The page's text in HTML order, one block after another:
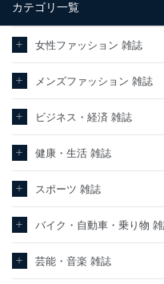
カテゴリ一覧
女性ファッション 雑誌
メンズファッション 雑誌
ビジネス・経済 雑誌
健康・生活 雑誌
スポーツ 雑誌
バイク・自動車・乗り物
芸能・音楽 雑誌